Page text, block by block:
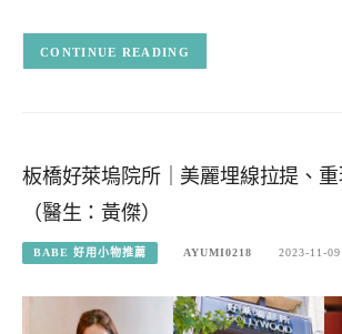
CONTINUE READING
板橋好萊塢院所｜美麗埋線拉提、
（醫生：黃傑）
BABE 好用小物推薦 AYUMI0218 2023-11-09